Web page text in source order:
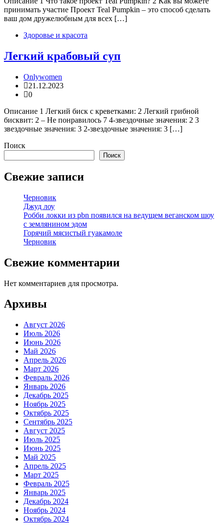
принимать участие Проект Teal Pumpkin – это способ сделать
ваш дом дружелюбным для всех […]
Здоровье и красота
Легкий крабовый суп
Onlywomen
21.12.2023
0
Описание 1 Легкий биск с креветками: 2 Легкий грибной
бисквит: 2 – Не понравилось 7 4-звездочные значения: 2 3
звездочные значения: 3 2-звездочные значения: 3 […]
Поиск
Поиск
Свежие записи
Черновик
Джуд лоу
Робби локки из pbn появился на ведущем веганском шоу
с землянином эдом
Горячий мясистый гуакамоле
Черновик
Свежие комментарии
Нет комментариев для просмотра.
Архивы
Август 2026
Июль 2026
Июнь 2026
Май 2026
Апрель 2026
Март 2026
Февраль 2026
Январь 2026
Декабрь 2025
Ноябрь 2025
Октябрь 2025
Сентябрь 2025
Август 2025
Июль 2025
Июнь 2025
Май 2025
Апрель 2025
Март 2025
Февраль 2025
Январь 2025
Декабрь 2024
Ноябрь 2024
Октябрь 2024